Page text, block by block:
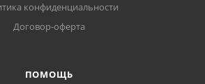
конфиденциальности
Договор-оферта
ПОМОЩЬ